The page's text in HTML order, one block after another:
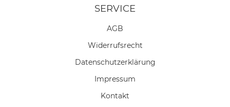
SERVICE
AGB
Widerrufs­recht
Daten­schutz­erklärung
Impressum
Kontakt